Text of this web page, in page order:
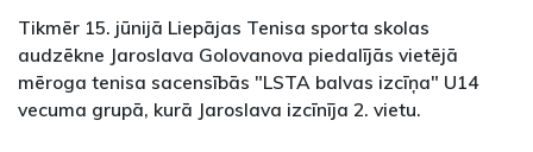
Tikmēr 15. jūnijā Liepājas Tenisa sporta skolas
audzēkne Jaroslava Golovanova piedalījās vietējā
mēroga tenisa sacensībās "LSTA balvas izcīņa" U14
vecuma grupā, kurā Jaroslava izcīnīja 2. vietu.